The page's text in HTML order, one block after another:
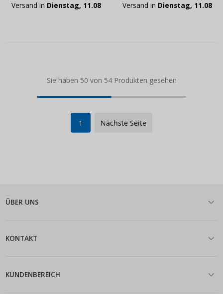
Versand in Dienstag, 11.08 Versand in Dienstag, 11.08
Sie haben 50 von 54 Produkten gesehen
1 Nächste Seite
ÜBER UNS
KONTAKT
KUNDENBEREICH